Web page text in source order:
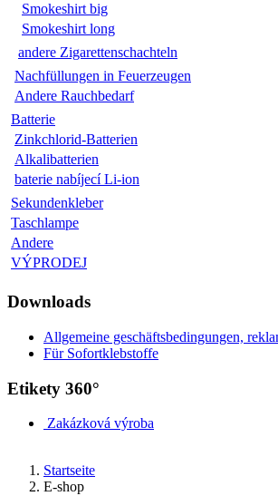
Smokeshirt big
Smokeshirt long
andere Zigarettenschachteln
Nachfüllungen in Feuerzeugen
Andere Rauchbedarf
Batterie
Zinkchlorid-Batterien
Alkalibatterien
baterie nabíjecí Li-ion
Sekundenkleber
Taschlampe
Andere
VÝPRODEJ
Downloads
Allgemeine geschäftsbedingungen,
Für Sofortklebstoffe
Etikety 360°
Zakázková výroba
Startseite
E-shop